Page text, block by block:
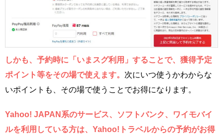
しかも、予約時に「いまスグ利用」することで、獲得予定
ポイント等をその場で使えます。 次にいつ使うかわからな
いポイントも、その場で使うことでお得になります。
Yahoo! JAPAN系のサービス、ソフトバンク、ワイモバイ
ルを利用している方は、Yahoo!トラベルからの予約がお得